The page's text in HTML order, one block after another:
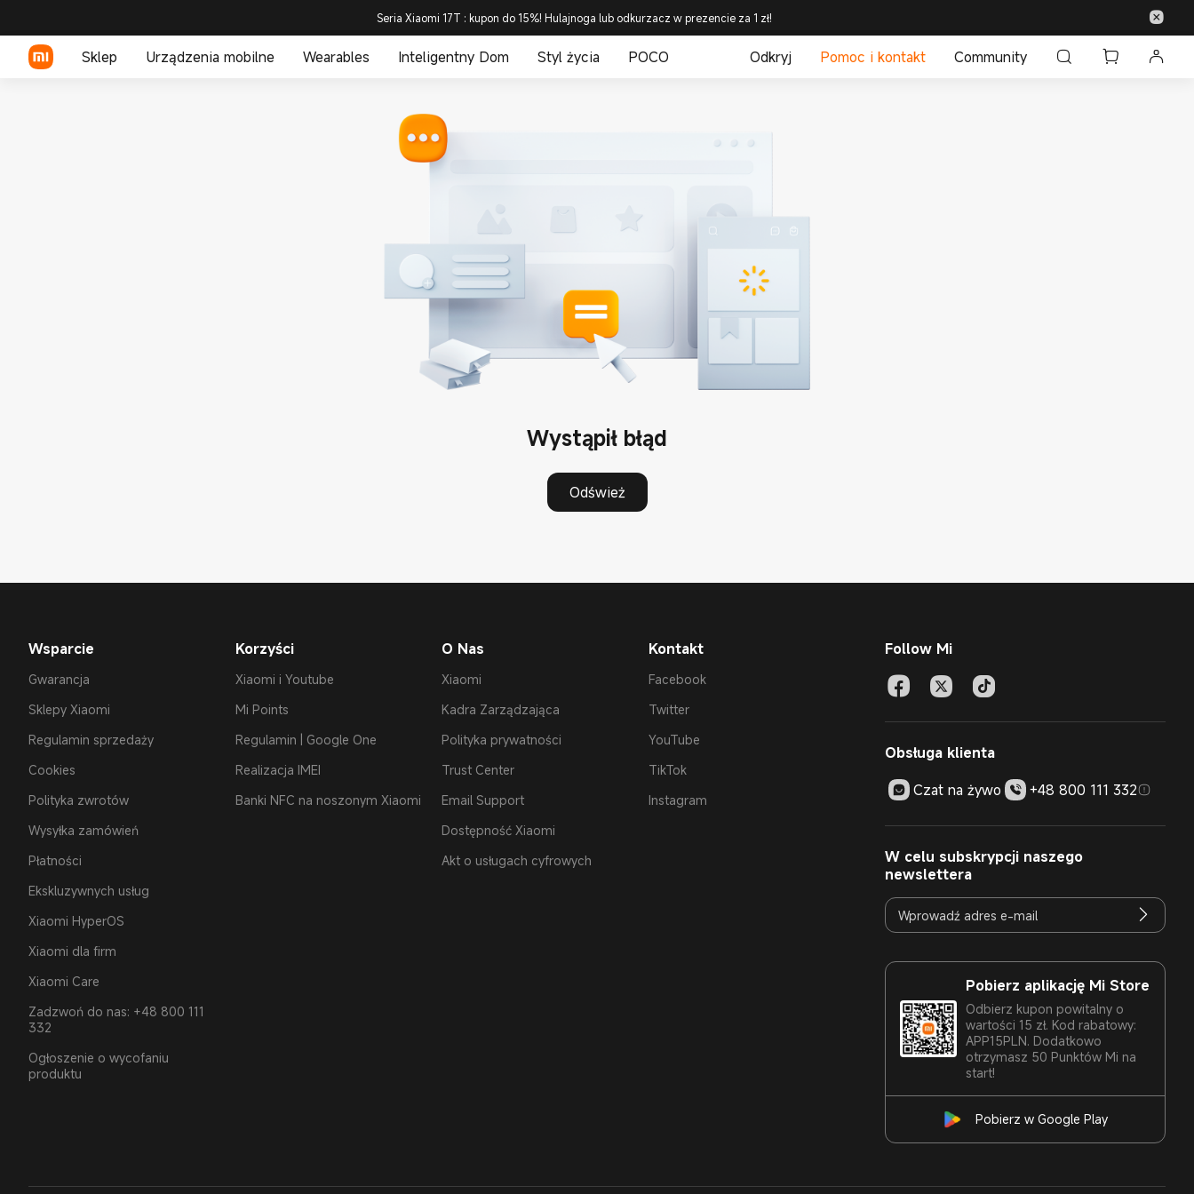
Seria Xiaomi 17T : kupon do 15%! Hulajnoga lub odkurzacz w prezencie za 1 zł!
Sklep Urządzenia mobilne Wearables Inteligentny Dom Styl życia POCO Odkryj Pomoc i kontakt Community
Wystąpił błąd
Odśwież
Wsparcie
Gwarancja
Sklepy Xiaomi
Regulamin sprzedaży
Cookies
Polityka zwrotów
Wysyłka zamówień
Płatności
Ekskluzywnych usług
Xiaomi HyperOS
Xiaomi dla firm
Xiaomi Care
Zadzwoń do nas: +48 800 111
332
Ogłoszenie o wycofaniu
produktu
Korzyści
Xiaomi i Youtube
Mi Points
Regulamin | Google One
Realizacja IMEI
Banki NFC na noszonym Xiaomi
O Nas
Xiaomi
Kadra Zarządzająca
Polityka prywatności
Trust Center
Email Support
Dostępność Xiaomi
Akt o usługach cyfrowych
Kontakt
Facebook
Twitter
YouTube
TikTok
Instagram
Follow Mi
Obsługa klienta
Czat na żywo
+48 800 111 332
W celu subskrypcji naszego
newslettera
Pobierz aplikację Mi Store
Odbierz kupon powitalny o
wartości 15 zł. Kod rabatowy:
APP15PLN. Dodatkowo
otrzymasz 50 Punktów Mi na
start!
Pobierz w Google Play